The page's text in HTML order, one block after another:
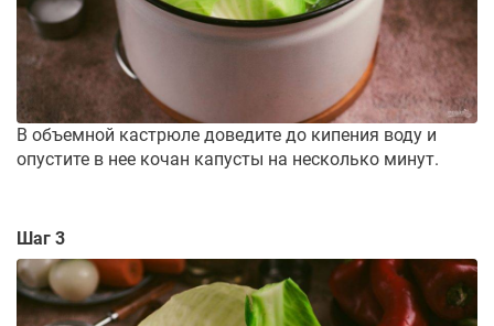
В объемной кастрюле доведите до кипения воду и
опустите в нее кочан капусты на несколько минут.
Шаг 3